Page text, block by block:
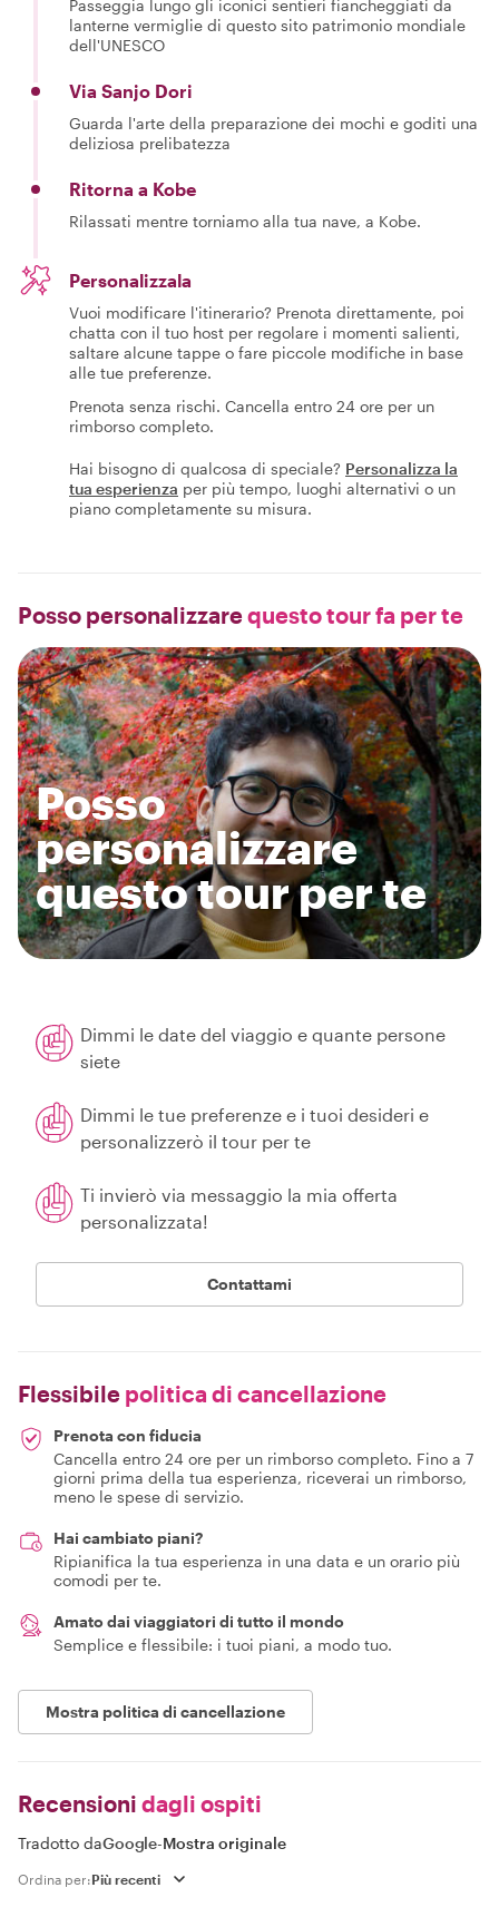
Passeggia lungo gli iconici sentieri fiancheggiati da
lanterne vermiglie di questo sito patrimonio mondiale
dell'UNESCO
Via Sanjo Dori
Guarda l'arte della preparazione dei mochi e goditi una
deliziosa prelibatezza
Ritorna a Kobe
Rilassati mentre torniamo alla tua nave, a Kobe.
Personalizzala
Vuoi modificare l'itinerario? Prenota direttamente, poi
chatta con il tuo host per regolare i momenti salienti,
saltare alcune tappe o fare piccole modifiche in base
alle tue preferenze.
Prenota senza rischi. Cancella entro 24 ore per un
rimborso completo.
Hai bisogno di qualcosa di speciale? Personalizza la
tua esperienza per più tempo, luoghi alternativi o un
piano completamente su misura.
Posso personalizzarequesto tour fa per te
Posso
personalizzare
questo tour per te
Dimmi le date del viaggio e quante persone
siete
Dimmi le tue preferenze e i tuoi desideri e
personalizzerò il tour per te
Ti invierò via messaggio la mia offerta
personalizzata!
Contattami
Flessibile politica di cancellazione
Prenota con fiducia
Cancella entro 24 ore per un rimborso completo. Fino a 7
giorni prima della tua esperienza, riceverai un rimborso,
meno le spese di servizio.
Hai cambiato piani?
Ripianifica la tua esperienza in una data e un orario più
comodi per te.
Amato dai viaggiatori di tutto il mondo
Semplice e flessibile: i tuoi piani, a modo tuo.
Mostra politica di cancellazione
Recensioni dagli ospiti
Tradotto daGoogle-Mostra originale
Ordina per: